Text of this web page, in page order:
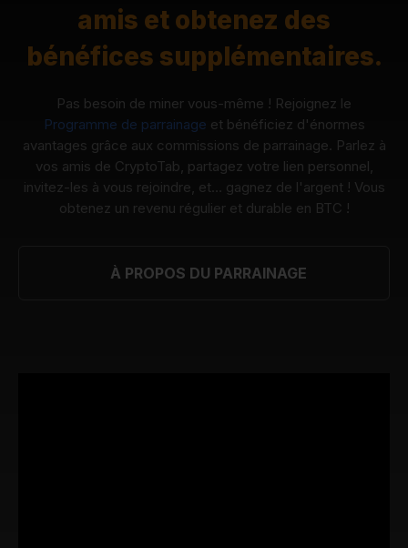
amis et obtenez des
bénéfices supplémentaires.
Pas besoin de miner vous-même ! Rejoignez le
Programme de parrainage et bénéficiez d'énormes
avantages grâce aux commissions de parrainage. Parlez à
vos amis de CryptoTab, partagez votre lien personnel,
invitez-les à vous rejoindre, et… gagnez de l'argent ! Vous
obtenez un revenu régulier et durable en BTC !
À PROPOS DU PARRAINAGE